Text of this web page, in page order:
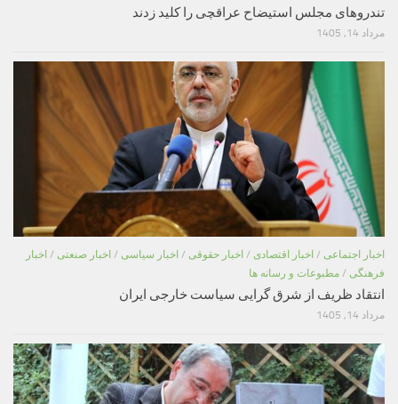
تندروهای مجلس استیضاح عراقچی را کلید زدند
مرداد 14, 1405
اخبار اجتماعی / اخبار اقتصادی / اخبار حقوقی / اخبار سیاسی / اخبار صنعتی / اخبار
فرهنگی / مطبوعات و رسانه ها
انتقاد ظریف از شرق گرایی سیاست خارجی ایران
مرداد 14, 1405